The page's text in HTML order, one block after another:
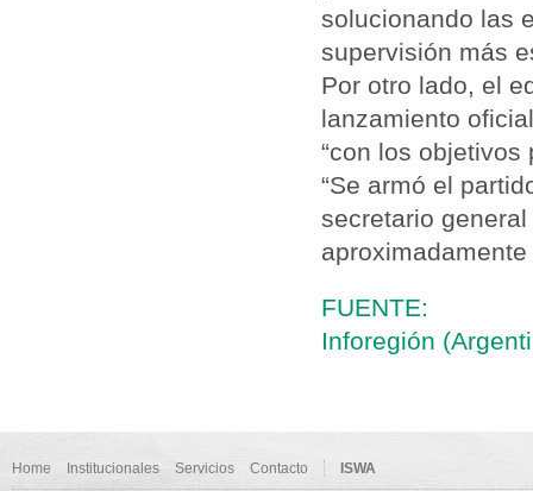
solucionando las
supervisión más
Por otro lado, el
lanzamiento
“con los objetivos
“Se armó el
secretario
FUENTE:
Inforegión
Home Institucionales Servicios Contacto ISWA